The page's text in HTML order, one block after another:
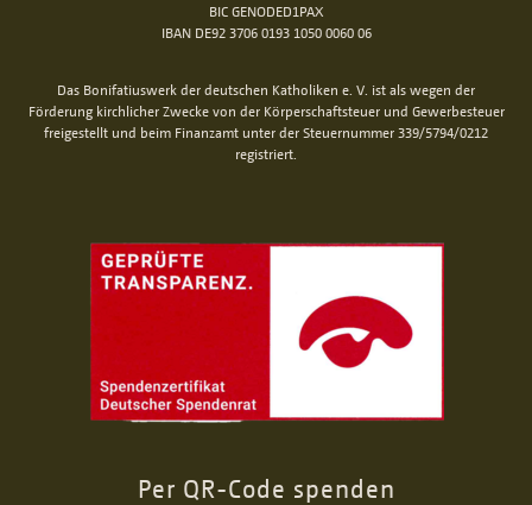
BIC GENODED1PAX
IBAN DE92 3706 0193 1050 0060 06
Das Bonifatiuswerk der deutschen Katholiken e. V. ist als wegen der
Förderung kirchlicher Zwecke von der Körperschaftsteuer und Gewerbesteuer
freigestellt und beim Finanzamt unter der Steuernummer 339/5794/0212
registriert.
Per QR-Code spenden